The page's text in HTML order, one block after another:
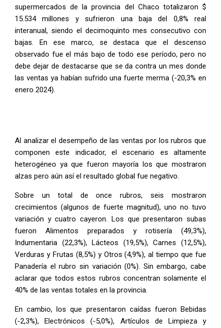
supermercados de la provincia del Chaco totalizaron $
15.534 millones y sufrieron una baja del 0,8% real
interanual, siendo el decimoquinto mes consecutivo con
bajas. En ese marco, se destaca que el descenso
observado fue el más bajo de todo ese período, pero no
debe dejar de destacarse que se da contra un mes donde
las ventas ya habían sufrido una fuerte merma (-20,3% en
enero 2024).
Al analizar el desempeño de las ventas por los rubros que
componen este indicador, el escenario es altamente
heterogéneo ya que fueron mayoría los que mostraron
alzas pero aún así el resultado global fue negativo.
Sobre un total de once rubros, seis mostraron
crecimientos (algunos de fuerte magnitud), uno no tuvo
variación y cuatro cayeron. Los que presentaron subas
fueron Alimentos preparados y rotisería (49,3%),
Indumentaria (22,3%), Lácteos (19,5%), Carnes (12,5%),
Verduras y Frutas (8,5%) y Otros (4,9%), al tiempo que fue
Panadería el rubro sin variación (0%). Sin embargo, cabe
aclarar que todos estos rubros concentran solamente el
40% de las ventas totales en la provincia.
En cambio, los que presentaron caídas fueron Bebidas
(-2,3%), Electrónicos (-5,0%), Artículos de Limpieza y